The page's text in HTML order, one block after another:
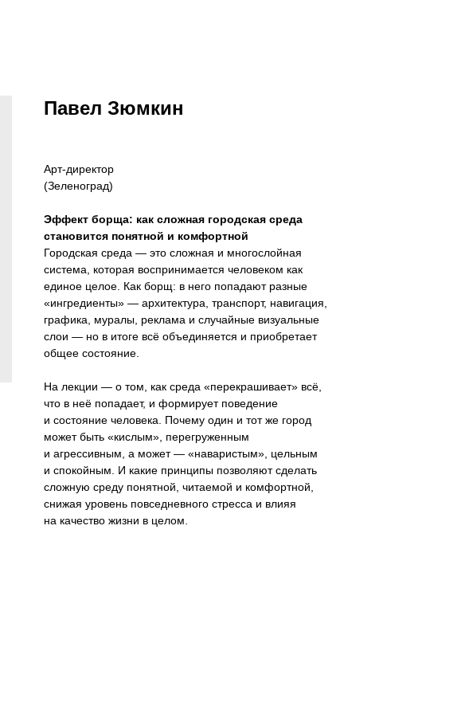
Павел Зюмкин
Арт-директор
(Зеленоград)
Эффект борща: как сложная городская среда
становится понятной и комфортной
Городская среда — это сложная и многослойная
система, которая воспринимается человеком как
единое целое. Как борщ: в него попадают разные
«ингредиенты» — архитектура, транспорт, навигация,
графика, муралы, реклама и случайные визуальные
слои — но в итоге всё объединяется и приобретает
общее состояние.
На лекции — о том, как среда «перекрашивает» всё,
что в неё попадает, и формирует поведение
и состояние человека. Почему один и тот же город
может быть «кислым», перегруженным
и агрессивным, а может — «наваристым», цельным
и спокойным. И какие принципы позволяют сделать
сложную среду понятной, читаемой и комфортной,
снижая уровень повседневного стресса и влияя
на качество жизни в целом.